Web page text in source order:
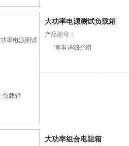
大功率电源测试负载箱
产品型号：
查看详细介绍
大功率组合电阻箱